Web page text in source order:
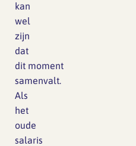
kan
wel
zijn
dat
dit moment
samenvalt.
Als
het
oude
salaris